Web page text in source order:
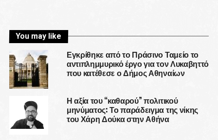
You may like
Εγκρίθηκε από το Πράσινο Ταμείο το
αντιπλημμυρικό έργο για τον Λυκαβηττό
που κατέθεσε ο Δήμος Αθηναίων
Η αξία του “καθαρού” πολιτικού
μηνύματος: Το παράδειγμα της νίκης
του Χάρη Δούκα στην Αθήνα